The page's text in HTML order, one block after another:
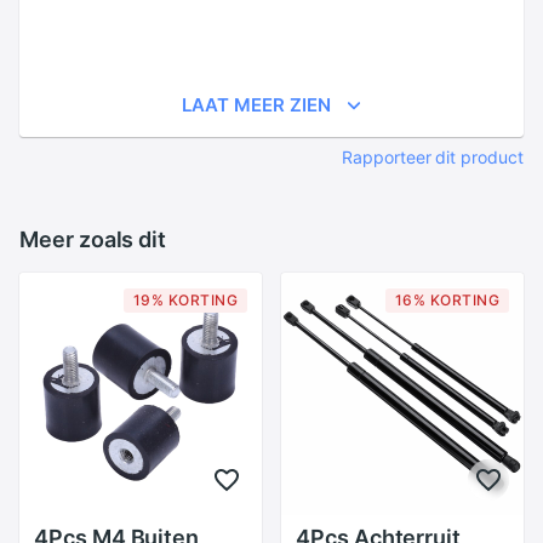
LAAT MEER ZIEN
Rapporteer dit product
Meer zoals dit
19% KORTING
4Pcs M4 Buiten
16% KORTING
4Pcs Achterruit